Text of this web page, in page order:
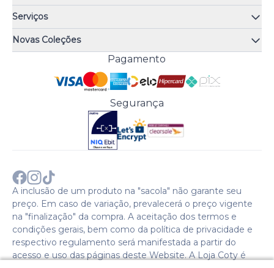
Quem somos
Quiz de fragrâncias
Trocas e Devoluções
Troque Fácil
Perguntas Frequentes
Política de Pagamento
Política de Entrega
Política de Privacidade
Comprar com CNPJ?
Sobre a COTY no mundo
Serviços
Atendimento
Meus Pedidos
Trabalhe Conosco
Preferências de Cookies
Novas Coleções
Cenoura & Bronze
Pagamento
Segurança
A inclusão de um produto na "sacola" não garante seu
preço. Em caso de variação, prevalecerá o preço vigente
na "finalização" da compra. A aceitação dos termos e
condições gerais, bem como da política de privacidade e
respectivo regulamento será manifestada a partir do
acesso e uso das páginas deste Website. A Loja Coty é